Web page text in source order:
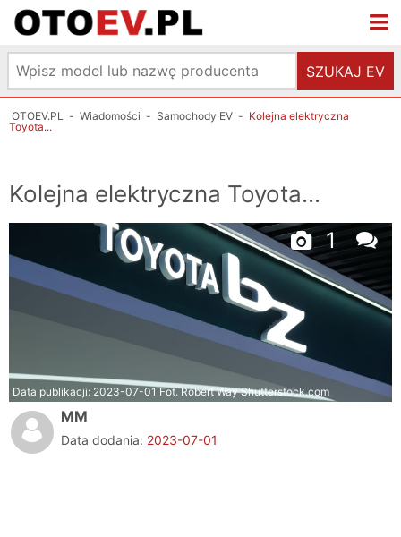
SZUKAJ EV
OTOEV.PL - Wiadomości - Samochody EV - Kolejna elektryczna
Toyota...
Kolejna elektryczna Toyota...
Data publikacji: 2023-07-01Fot. Robert Way Shutterstock.com
1
MM
Data dodania: 2023-07-01